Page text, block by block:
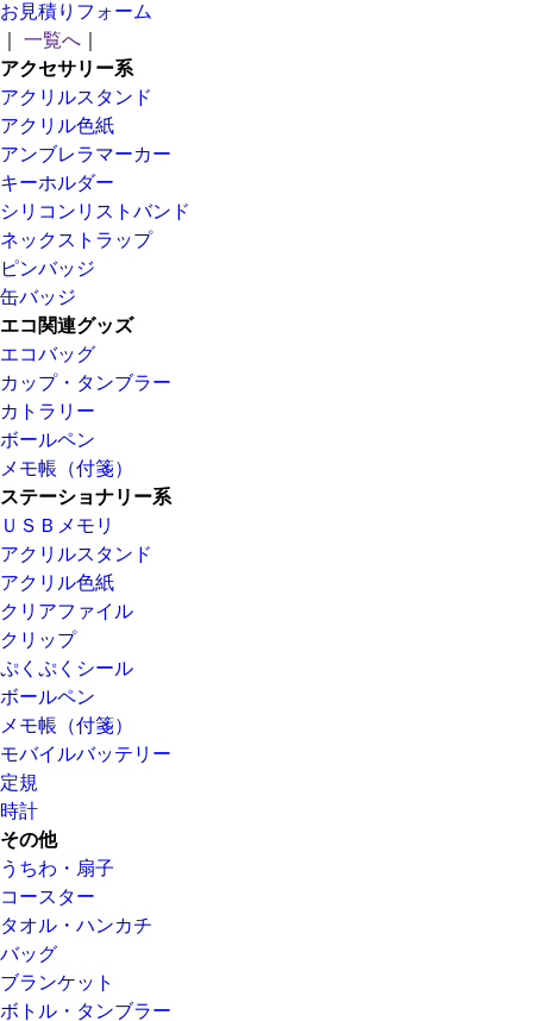
お見積りフォーム
一覧へ
アクセサリー系
アクリルスタンド
アクリル色紙
アンブレラマーカー
キーホルダー
シリコンリストバンド
ネックストラップ
ピンバッジ
缶バッジ
エコ関連グッズ
エコバッグ
カップ・タンブラー
カトラリー
ボールペン
メモ帳（付箋）
ステーショナリー系
ＵＳＢメモリ
アクリルスタンド
アクリル色紙
クリアファイル
クリップ
ぷくぷくシール
ボールペン
メモ帳（付箋）
モバイルバッテリー
定規
時計
その他
うちわ・扇子
コースター
タオル・ハンカチ
バッグ
ブランケット
ボトル・タンブラー